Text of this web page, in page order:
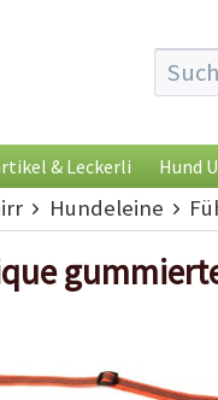
& Leckerli Hund
Hundeleine